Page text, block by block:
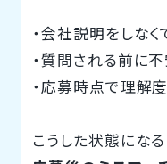
・会社説明をしな
・質問される前に
・応募時点で理解
こうした状態になる